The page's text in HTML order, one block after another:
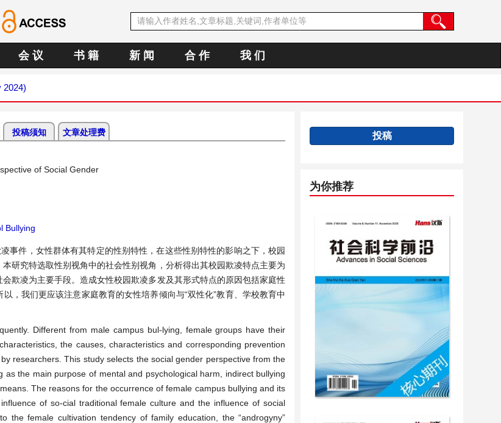
会 议 书 籍 新 闻 合 作 我 们
2024)
投稿须知 文章处理费
of Social Gender
Bullying
事件，女性群体有其特定的性别特性，在这些性别特性的影响之下，校园
研究特选取性别视角中的社会性别视角，分析得出其校园欺凌特点主要为
欺凌为主要手段。造成女性校园欺凌多发及其形式特点的原因包括家庭性
，我们更应该注意家庭教育的女性培养倾向与“双性化”教育、学校教育中
Different from male campus bul-lying, female groups have their
the causes, characteristics and corresponding prevention
researchers. This study selects the social gender perspective from the
the main purpose of mental and psychological harm, indirect bullying
The reasons for the occurrence of female campus bullying and its
of so-cial traditional female culture and the influence of social
female cultivation tendency of family education, the “androgyny”
投稿
为你推荐